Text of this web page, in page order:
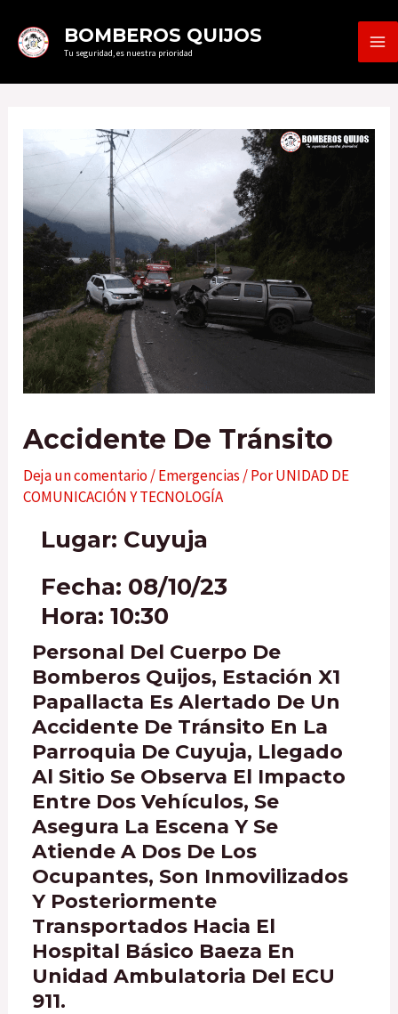
BOMBEROS QUIJOS
Tu seguridad, es nuestra prioridad
Accidente De Tránsito
Deja un comentario/Emergencias / PorUNIDAD DE
COMUNICACIÓN Y TECNOLOGÍA
Lugar: Cuyuja
Fecha: 08/10/23
Hora: 10:30
Personal Del Cuerpo De
Bomberos Quijos, Estación X1
Papallacta Es Alertado De Un
Accidente De Tránsito En La
Parroquia De Cuyuja, Llegado
Al Sitio Se Observa El Impacto
Entre Dos Vehículos, Se
Asegura La Escena Y Se
Atiende A Dos De Los
Ocupantes, Son Inmovilizados
Y Posteriormente
Transportados Hacia El
Hospital Básico Baeza En
Unidad Ambulatoria Del ECU
911.